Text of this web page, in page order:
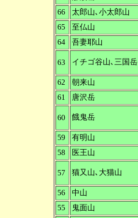
66
太郎山､小太郎山
65
至仏山
64
吾妻耶山
63 イチゴ谷山､三国岳
62
朝来山
61
唐沢岳
60 餓鬼岳
59
有明山
58
医王山
57 猫又山､大猫山
56
中山
55
鬼面山